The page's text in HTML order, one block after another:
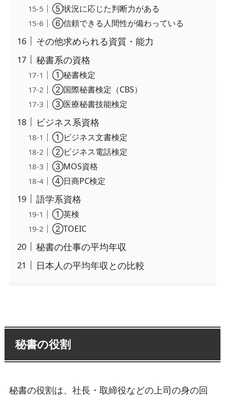
⑤状況に応じた判断力がある
⑥信頼できる人間性が備わっている
その他求められる資質・能力
秘書系の資格
①秘書検定
②国際秘書検定（CBS）
③医療秘書技能検定
ビジネス系資格
①ビジネス文書検定
②ビジネス電話検定
③MOS資格
④日商PC検定
語学系資格
①英検
②TOEIC
秘書の仕事の平均年収
日本人の平均年収との比較
秘書の役割
秘書の役割は、社長・取締役などの上司の身の回